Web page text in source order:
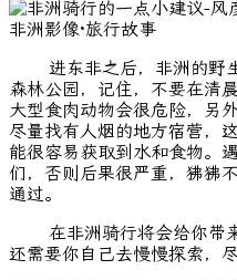
进东非之后，非洲的野生
森林公园，记住，不要在清
大型食肉动物会很危险，另
尽量找有人烟的地方宿营，
能很容易获取到水和食物。
们，否则后果很严重，狒狒
通过。
在非洲骑行将会给你带来
还需要你自己去慢慢探索，